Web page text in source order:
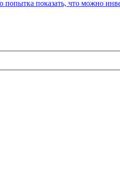
показать, что можно